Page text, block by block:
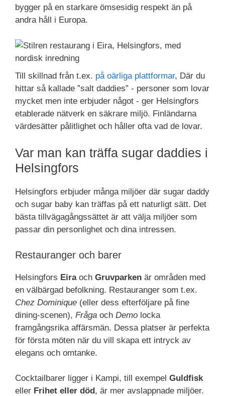
bygger på en starkare ömsesidig respekt än på
andra håll i Europa.
Till skillnad från t.ex. på oärliga plattformar, Där du
hittar så kallade ”salt daddies” - personer som lovar
mycket men inte erbjuder något - ger Helsingfors
etablerade nätverk en säkrare miljö. Finländarna
värdesätter pålitlighet och håller ofta vad de lovar.
Var man kan träffa sugar daddies i
Helsingfors
Helsingfors erbjuder många miljöer där sugar daddy
och sugar baby kan träffas på ett naturligt sätt. Det
bästa tillvägagångssättet är att välja miljöer som
passar din personlighet och dina intressen.
Restauranger och barer
Helsingfors Eiraoch Gruvparken är områden med
en välbärgad befolkning. Restauranger som t.ex.
Chez Dominique (eller dess efterföljare på fine
dining-scenen), Fråga och Demo locka
framgångsrika affärsmän. Dessa platser är perfekta
för första möten när du vill skapa ett intryck av
elegans och omtanke.
Cocktailbarer ligger i Kampi, till exempel Guldfisk
eller Frihet eller död, är mer avslappnade miljöer.